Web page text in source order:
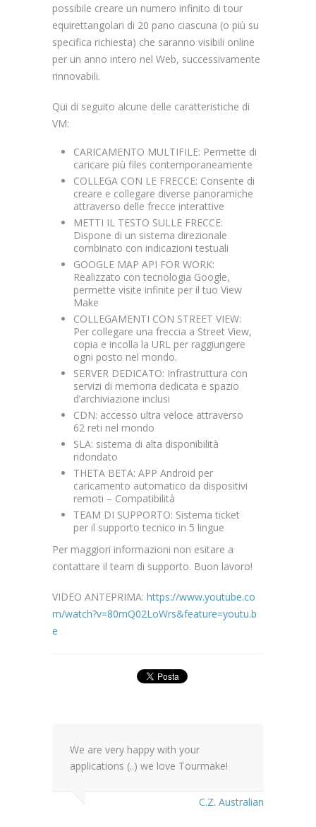
possibile creare un numero infinito di tour
equirettangolari di 20 pano ciascuna (o più su
specifica richiesta) che saranno visibili online
per un anno intero nel Web, successivamente
rinnovabili.
Qui di seguito alcune delle caratteristiche di
VM:
CARICAMENTO MULTIFILE: Permette di
caricare più files contemporaneamente
COLLEGA CON LE FRECCE: Consente di
creare e collegare diverse panoramiche
attraverso delle frecce interattive
METTI IL TESTO SULLE FRECCE:
Dispone di un sistema direzionale
combinato con indicazioni testuali
GOOGLE MAP API FOR WORK:
Realizzato con tecnologia Google,
permette visite infinite per il tuo View
Make
COLLEGAMENTI CON STREET VIEW:
Per collegare una freccia a Street View,
copia e incolla la URL per raggiungere
ogni posto nel mondo.
SERVER DEDICATO: Infrastruttura con
servizi di memoria dedicata e spazio
d’archiviazione inclusi
CDN: accesso ultra veloce attraverso
62 reti nel mondo
SLA: sistema di alta disponibilità
ridondato
THETA BETA: APP Android per
caricamento automatico da dispositivi
remoti – Compatibilità
TEAM DI SUPPORTO: Sistema ticket
per il supporto tecnico in 5 lingue
Per maggiori informazioni non esitare a
contattare il team di supporto. Buon lavoro!
VIDEO ANTEPRIMA: https://www.youtube.co
m/watch?v=80mQ02LoWrs&feature=youtu.b
e
We are very happy with your
applications (..) we love Tourmake!
C.Z. Australian